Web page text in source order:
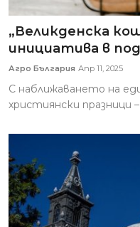
„Великденска
инициатива в
Агро България Апр 11, 2025
С наближаването на
християнски празници